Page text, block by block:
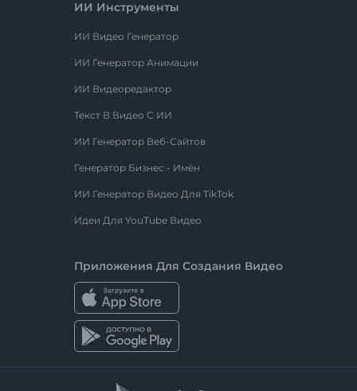
ИИ Инструменты
ИИ Видео Генератор
ИИ Генератор Анимации
ИИ Видеоредактор
Текст В Видео С ИИ
ИИ Генератор Веб-Сайтов
Генератор Бизнес - Имён
ИИ Генератор Видео Для TikTok
Идеи Для YouTube Видео
Приложения Для Создания Видео